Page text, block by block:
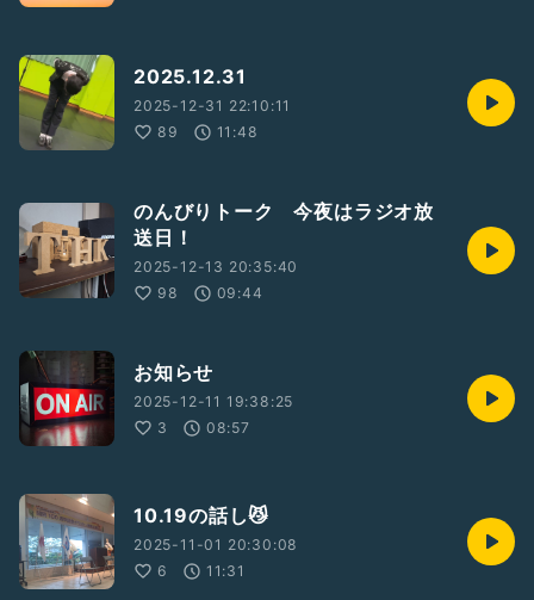
2025.12.31
2025-12-31 22:10:11
89
11:48
のんびりトーク 今夜はラジオ放
送日！
2025-12-13 20:35:40
98
09:44
お知らせ
2025-12-11 19:38:25
3
08:57
10.19の話し😼
2025-11-01 20:30:08
6
11:31